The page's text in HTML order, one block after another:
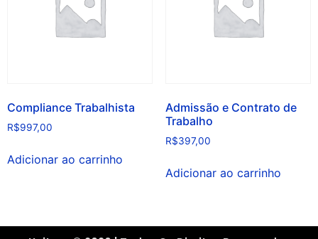
Compliance Trabalhista
R$997,00
Adicionar ao carrinho
Admissão e Contrato de
Trabalho
R$397,00
Adicionar ao carrinho